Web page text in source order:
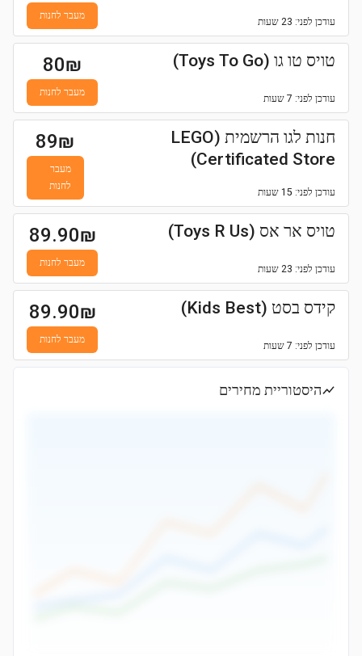
עודכן לפני: 23 שעות
מעבר לחנות
טויס טו גו (Toys To Go)
עודכן לפני: 7 שעות
80₪
מעבר לחנות
חנות לגו הרשמית (LEGO
Certificated Store)
עודכן לפני: 15 שעות
89₪
מעבר
לחנות
טויס אר אס (Toys R Us)
עודכן לפני: 23 שעות
89.90₪
מעבר לחנות
קידס בסט (Kids Best)
עודכן לפני: 7 שעות
89.90₪
מעבר לחנות
היסטוריית מחירים